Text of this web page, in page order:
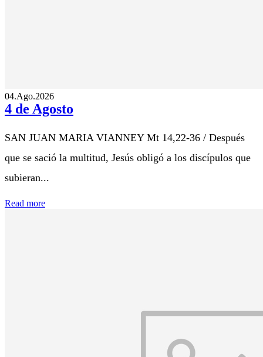
04.Ago.2026
4 de Agosto
SAN JUAN MARIA VIANNEY Mt 14,22-36 / Después
que se sació la multitud, Jesús obligó a los discípulos que
subieran...
Read more